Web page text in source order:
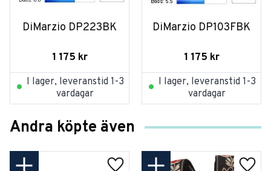
DiMarzio DP223BK
1 175 kr
I lager, leveranstid 1-3
vardagar
DiMarzio DP103FBK
1 175 kr
I lager, leveranstid 1-3
vardagar
Andra köpte även